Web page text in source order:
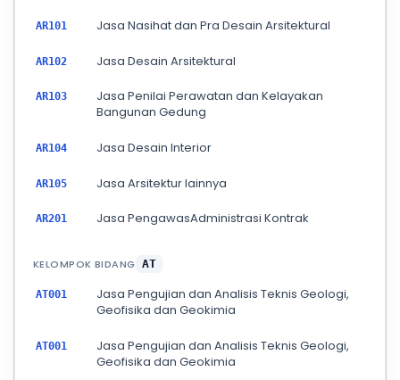
AR101 Jasa Nasihat dan Pra Desain Arsitektural
AR102 Jasa Desain Arsitektural
AR103
Jasa Penilai Perawatan dan Kelayakan
Bangunan Gedung
AR104 Jasa Desain Interior
AR105 Jasa Arsitektur lainnya
AR201 Jasa PengawasAdministrasi Kontrak
KELOMPOK BIDANG AT
AT001
Jasa Pengujian dan Analisis Teknis Geologi,
Geofisika dan Geokimia
AT001
Jasa Pengujian dan Analisis Teknis Geologi,
Geofisika dan Geokimia